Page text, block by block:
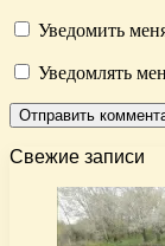
Уведомить
Уведомлять
Свежие записи